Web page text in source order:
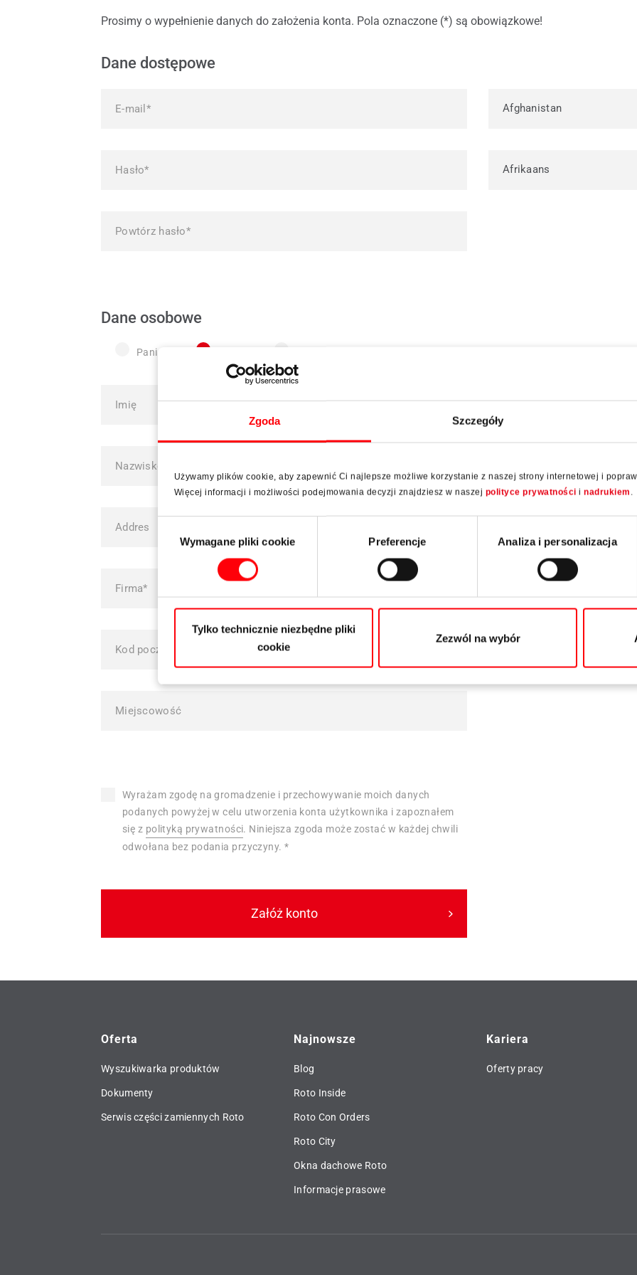
Zgoda Szczegóły
Używamy plików cookie, aby zapewnić Ci najlepsze możliwe korzystanie z naszej strony internetowej i
Więcej informacji i możliwości podejmowania decyzji znajdziesz w naszej polityce prywatności i nadrukiem .
zgodyWymagane pliki cookie Preferencje Analiza i personalizacja
Tylko technicznie niezbędne pliki
cookie
Zezwól na wybór
Serwis części zamiennych Roto
Prosimy o wypełnienie danych do założenia konta. Pola oznaczone (*) są obowiązkowe!
Dane dostępowe
Afghanistan
Afrikaans
Dane osobowe
Pani
Wyrażam zgodę na gromadzenie i przechowywanie moich danych
podanych powyżej w celu utworzenia konta użytkownika i zapoznałem
się z polityką prywatności. Niniejsza zgoda może zostać w każdej chwili
odwołana bez podania przyczyny.*
Oferta
Wyszukiwarka produktów
Dokumenty
Serwis części zamiennych Roto
Najnowsze
Blog
Roto Inside
Roto Con Orders
Roto City
Okna dachowe Roto
Informacje prasowe
Kariera
Oferty pracy